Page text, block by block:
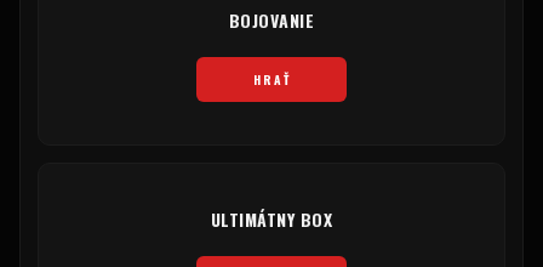
BOJOVANIE
HRAŤ
ULTIMÁTNY BOX